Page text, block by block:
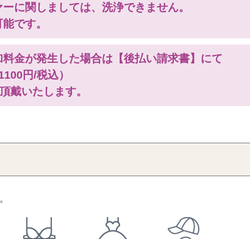
に関しましては、洗浄できません。
です。
金が発生した場合は【後払い請求書】にて
円/税込）
戴いたします。